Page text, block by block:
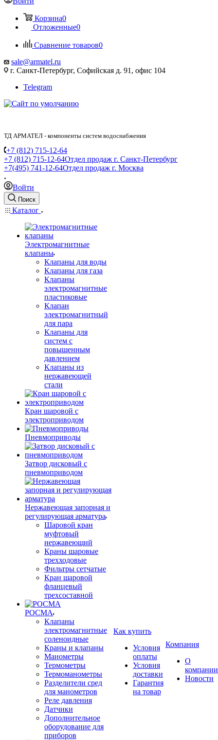
Корзина0
Отложенные0
Сравнение товаров0
sale@armatel.ru
г. Санкт-Петербург, Софийская д. 91, офис 104
Telegram
ТД АРМАТЕЛ - компоненты систем водоснабжения
+7 (812) 715-12-64
+7 (812) 715-12-64Отдел продаж г. Санкт-Петербург
+7(495) 741-12-64Отдел продаж г. Москва
Войти
Поиск
Каталог
Электромагнитные
клапаны
Клапаны для воды
Клапаны для газа
Клапаны
электромагнитные
пластиковые
Клапан
электромагнитный
для пара
Клапаны для
систем с
повышенным
давлением
Клапаны из
нержавеющей
стали
Кран шаровой с
электроприводом
Пневмоприводы
Затвор дисковый с
пневмоприводом
Нержавеющая запорная и
регулирующая арматура
Шаровой кран
муфтовый
нержавеющий
Краны шаровые
трехходовые
Фильтры сетчатые
Кран шаровой
фланцевый
трехсоставной
РОСМА
Клапаны
электромагнитные
соленоидные
Краны и клапаны
Манометры
Термометры
Термоманометры
Разделители сред
для манометров
Реле давления
Датчики
Дополнительное
оборудование для
приборов
Как купить
Условия
оплаты
Условия
доставки
Гарантия
на товар
Компания
О
компании
Новости